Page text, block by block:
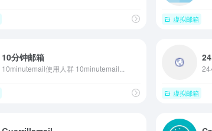
虚拟邮箱
10分钟邮箱
10minutemail使用人群 10minutemail... 24
虚拟邮箱